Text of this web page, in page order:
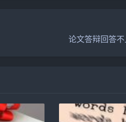
导，弘扬伟大抗疫精神，为实现
论文答辩回答